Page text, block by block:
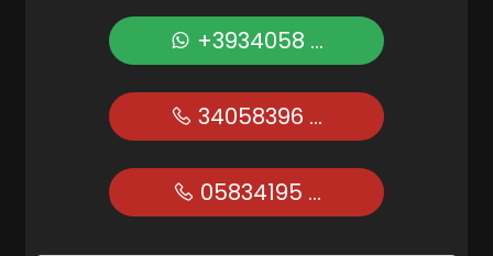
+3934058 ...
34058396 ...
05834195 ...